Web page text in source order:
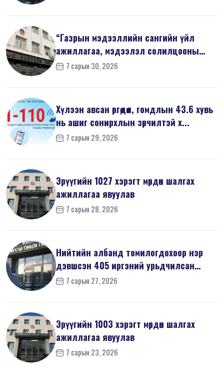
“Газрын мэдээллийн сангийн үйл
ажиллагаа, мэдээлэл солилцооны
журам”-...
7 сарын 30, 2026
Хүлээн авсан өргөдөл, гомдлын 43.6 хувь
нь ашиг сонирхлын зөрчилтэй х...
7 сарын 29, 2026
Эрүүгийн 1027 хэрэгт мөрдөн шалгах
ажиллагаа явуулав
7 сарын 28, 2026
Нийтийн албанд томилогдохоор нэр
дэвшсэн 405 иргэний урьдчилсан
мэдүүл...
7 сарын 27, 2026
Эрүүгийн 1003 хэрэгт мөрдөн шалгах
ажиллагаа явуулав
7 сарын 23, 2026